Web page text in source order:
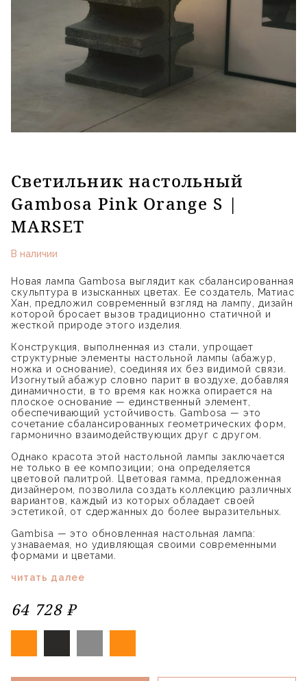
Светильник настольный
Gambosa Pink Orange S |
MARSET
В наличии
Новая лампа Gambosa выглядит как сбалансированная
скульптура в изысканных цветах. Ее создатель, Матиас
Хан, предложил современный взгляд на лампу, дизайн
которой бросает вызов традиционно статичной и
жесткой природе этого изделия.
Конструкция, выполненная из стали, упрощает
структурные элементы настольной лампы (абажур,
ножка и основание), соединяя их без видимой связи.
Изогнутый абажур словно парит в воздухе, добавляя
динамичности, в то время как ножка опирается на
плоское основание — единственный элемент,
обеспечивающий устойчивость. Gambosa — это
сочетание сбалансированных геометрических форм,
гармонично взаимодействующих друг с другом.
Однако красота этой настольной лампы заключается
не только в ее композиции; она определяется
цветовой палитрой. Цветовая гамма, предложенная
дизайнером, позволила создать коллекцию различных
вариантов, каждый из которых обладает своей
эстетикой, от сдержанных до более выразительных.
Gambisa — это обновленная настольная лампа:
узнаваемая, но удивляющая своими современными
формами и цветами.
читать далее
64 728 ₽